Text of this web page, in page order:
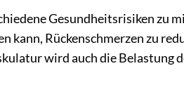
Gesundheitsrisiken zu
kann, Rückenschmerzen zu
wird auch die Belastung